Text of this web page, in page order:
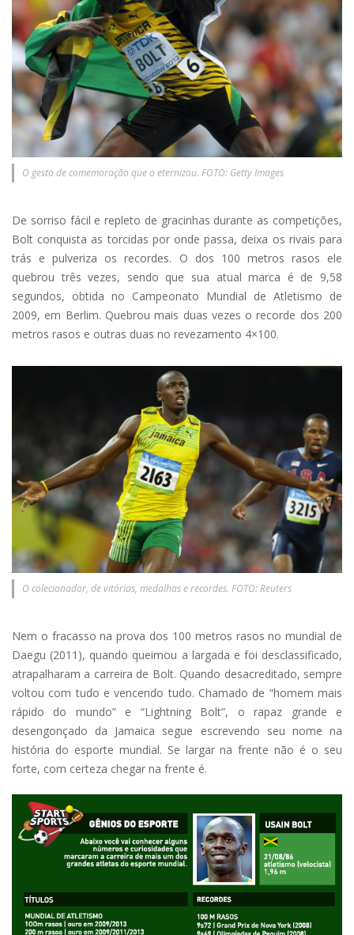
O gesto de comemoração que o eternizou. FOTO: Getty Images
De sorriso fácil e repleto de gracinhas durante as competições,
Bolt conquista as torcidas por onde passa, deixa os rivais para
trás e pulveriza os recordes. O dos 100 metros rasos ele
quebrou três vezes, sendo que sua atual marca é de 9,58
segundos, obtida no Campeonato Mundial de Atletismo de
2009, em Berlim. Quebrou mais duas vezes o recorde dos 200
metros rasos e outras duas no revezamento 4×100.
O colecionador, de vitórias, medalhas e recordes. FOTO: Reuters
Nem o fracasso na prova dos 100 metros rasos no mundial de
Daegu (2011), quando queimou a largada e foi desclassificado,
atrapalharam a carreira de Bolt. Quando desacreditado, sempre
voltou com tudo e vencendo tudo. Chamado de “homem mais
rápido do mundo” e “Lightning Bolt”, o rapaz grande e
desengonçado da Jamaica segue escrevendo seu nome na
história do esporte mundial. Se largar na frente não é o seu
forte, com certeza chegar na frente é.